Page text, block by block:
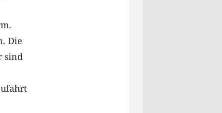
Die
sind